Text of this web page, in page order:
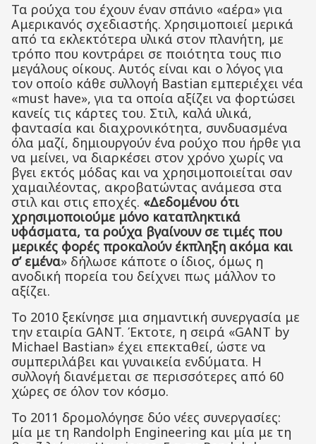
Τα ρούχα του έχουν έναν σπάνιο «αέρα» για
Αμερικανός σχεδιαστής. Χρησιμοποιεί μερικά
από τα εκλεκτότερα υλικά στον πλανήτη, με
τρόπο που κοντράρει σε ποιότητα τους πιο
μεγάλους οίκους. Αυτός είναι και ο λόγος για
τον οποίο κάθε συλλογή Bastian εμπεριέχει νέα
«must have», για τα οποία αξίζει να φορτώσει
κανείς τις κάρτες του. Στιλ, καλά υλικά,
φαντασία και διαχρονικότητα, συνδυασμένα
όλα μαζί, δημιουργούν ένα ρούχο που ήρθε για
να μείνει, να διαρκέσει στον χρόνο χωρίς να
βγει εκτός μόδας και να χρησιμοποιείται σαν
χαμαιλέοντας, ακροβατώντας ανάμεσα στα
στιλ και στις εποχές. «Δεδομένου ότι
χρησιμοποιούμε μόνο καταπληκτικά
υφάσματα, τα ρούχα βγαίνουν σε τιμές που
μερικές φορές προκαλούν έκπληξη ακόμα και
σ’ εμένα» δήλωσε κάποτε ο ίδιος, όμως η
ανοδική πορεία του δείχνει πως μάλλον το
αξίζει.
Το 2010 ξεκίνησε μια σημαντική συνεργασία με
την εταιρία GANT. Έκτοτε, η σειρά «GANT by
Michael Bastian» έχει επεκταθεί, ώστε να
συμπεριλάβει και γυναικεία ενδύματα. Η
συλλογή διανέμεται σε περισσότερες από 60
χώρες σε όλον τον κόσμο.
Το 2011 δρομολόγησε δύο νέες συνεργασίες:
μία με τη Randolph Engineering και μία με τη